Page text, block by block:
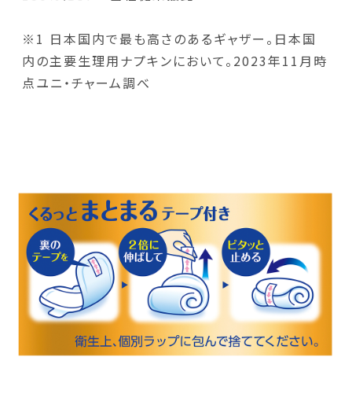
※1 日本国内で最も高さのあるギャザー。日本国
内の主要生理用ナプキンにおいて。2023年11月時
点ユニ・チャーム調べ